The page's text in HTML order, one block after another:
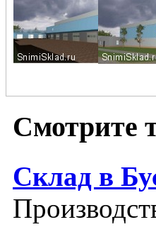
Смотрите
Склад в